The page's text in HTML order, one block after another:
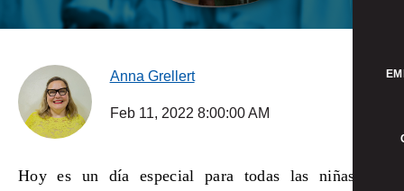
Anna Grellert
Feb 11, 2022 8:00:00 AM
Hoy es un día especial para todas las niñas del